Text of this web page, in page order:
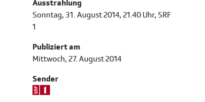
Ausstrahlung
Sonntag, 31. August 2014, 21.40 Uhr, SRF
1
Publiziert am
Mittwoch, 27. August 2014
Sender